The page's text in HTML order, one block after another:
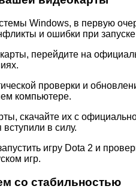
Windows, в первую
и ошибки при
перейдите на
проверки и
компьютере.
скачайте их с
в силу.
игру Dota 2 и
игр.
со стабильностью